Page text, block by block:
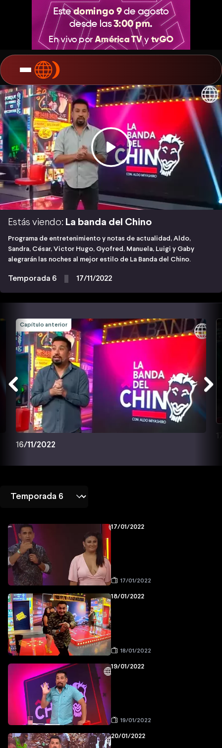
Estás viendo: La banda del Chino
Programa de entretenimiento y notas de actualidad, Aldo,
Sandra, César, Victor Hugo, Gyofred, Manuela, Luigi y Gaby
alegrarán las noches al mejor estilo de La Banda del Chino.
Temporada 6 17/11/2022
Capítulo anterior
16/11/2022
17/01/2022
17/01/2022
18/01/2022
18/01/2022
19/01/2022
19/01/2022
20/01/2022